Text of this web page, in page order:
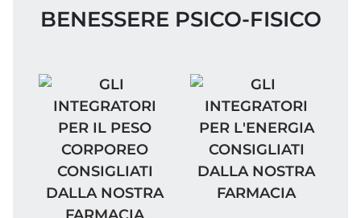
BENESSERE PSICO-FISICO